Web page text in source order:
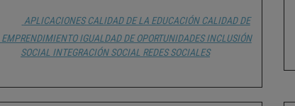
APLICACIONES CALIDAD DE LA EDUCACIÓN CALIDAD DE
EMPRENDIMIENTO IGUALDAD DE OPORTUNIDADES INCLUSIÓN
SOCIAL INTEGRACIÓN SOCIAL REDES SOCIALES